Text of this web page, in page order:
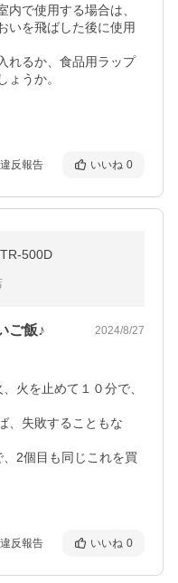
で使用する場合は、
いを飛ばした後に使用
れるか、食品用ラップ
ょうか。
違反報告 いいね 0
き 炊飯専用鍋 RTR-500D
ご飯♪ 2024/8/27
火を止めて１０分で、
、失敗することもな
2個目も同じこれを買
違反報告 いいね 0